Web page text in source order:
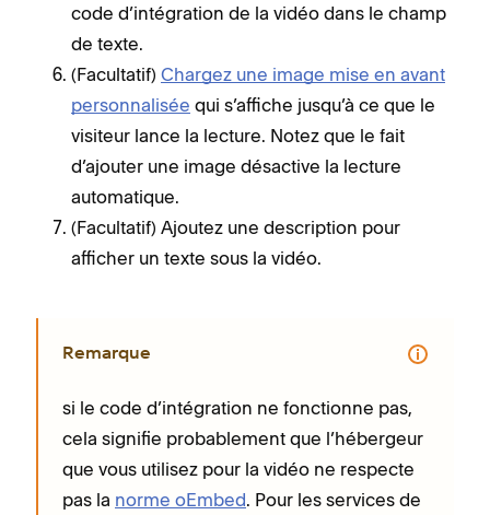
code d’intégration de la vidéo dans le champ
de texte.
(Facultatif) Chargez une image mise en avant
personnalisée qui s’affiche jusqu’à ce que le
visiteur lance la lecture. Notez que le fait
d’ajouter une image désactive la lecture
automatique.
(Facultatif) Ajoutez une description pour
afficher un texte sous la vidéo.
Remarque
si le code d’intégration ne fonctionne pas,
cela signifie probablement que l’hébergeur
que vous utilisez pour la vidéo ne respecte
pas la norme oEmbed. Pour les services de